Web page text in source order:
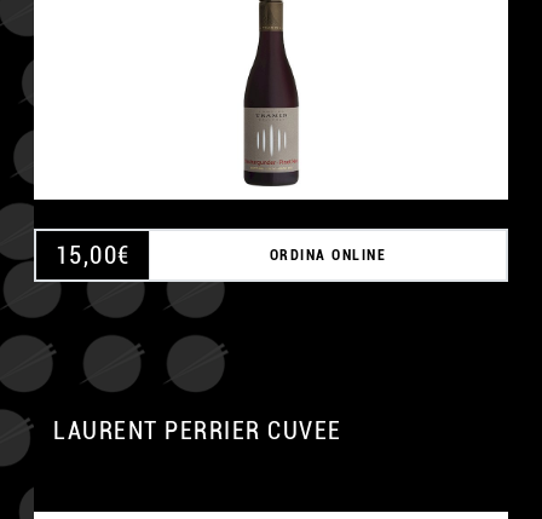
15,00€ ORDINA ONLINE
LAURENT PERRIER CUVEE